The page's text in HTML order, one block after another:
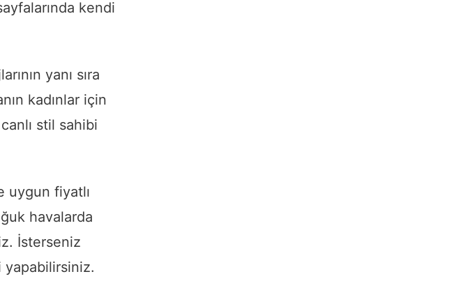
kendi
yanı sıra
kadınlar için
stil sahibi
uygun fiyatlı
havalarda
İsterseniz
yapabilirsiniz.